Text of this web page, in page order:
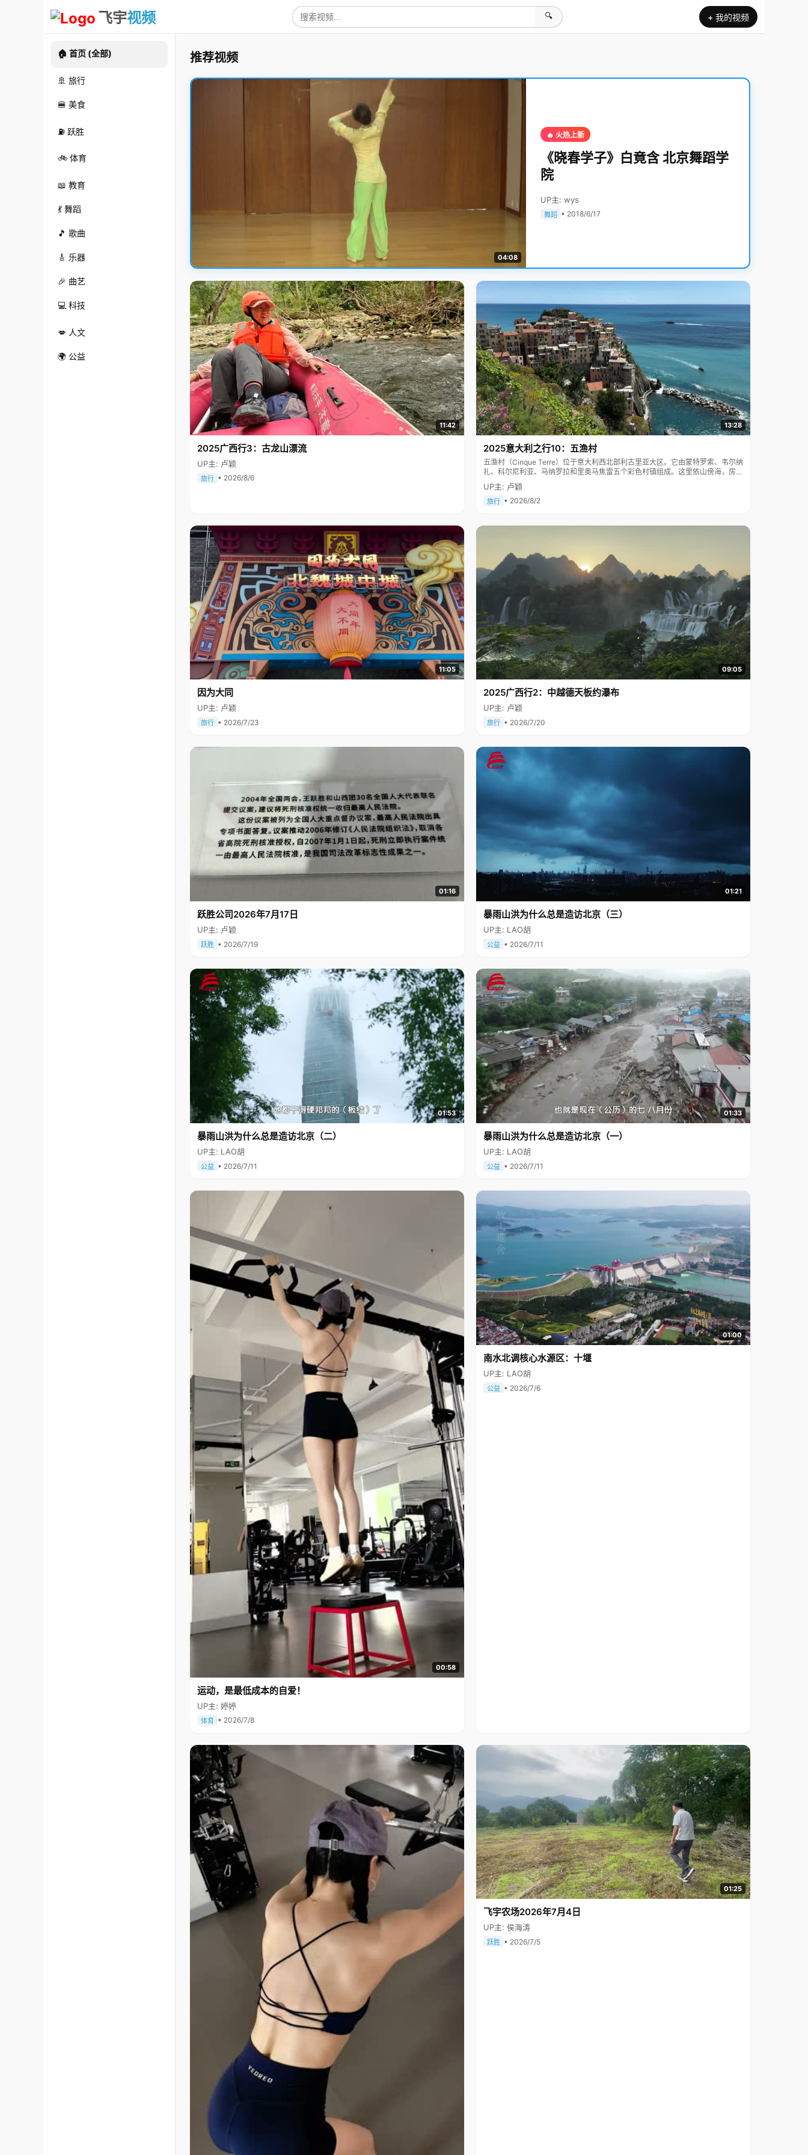
飞宇视频 🔍 + 我的视频
🏠 首页 (全部)
🚢 旅行
🍔 美食
⛽ 跃胜
🚲 体育
📖 教育
💃 舞蹈
🎵 歌曲
🎸 乐器
🎉 曲艺
💻 科技
💋 人文
🌍 公益
推荐视频
04:08
🔥 火热上新
《晓春学子》白竟含 北京舞蹈学
院
UP主: wys
舞蹈 • 2018/6/17
11:42
2025广西行3：古龙山漂流
UP主: 卢颖
旅行 • 2026/8/6
13:28
2025意大利之行10：五渔村
五渔村（Cinque Terre）位于意大利西北部利古里亚大区。它由蒙特罗索、韦尔纳
扎、科尔尼利亚、马纳罗拉和里奥马焦雷五个彩色村镇组成。这里依山傍海，房屋
色彩斑斓，1997年被列为世界文化遗产。
UP主: 卢颖
旅行 • 2026/8/2
11:05
因为大同
UP主: 卢颖
旅行 • 2026/7/23
09:05
2025广西行2：中越德天板约瀑布
UP主: 卢颖
旅行 • 2026/7/20
01:16
跃胜公司2026年7月17日
UP主: 卢颖
跃胜 • 2026/7/19
01:21
暴雨山洪为什么总是造访北京（三）
UP主: LAO胡
公益 • 2026/7/11
01:53
暴雨山洪为什么总是造访北京（二）
UP主: LAO胡
公益 • 2026/7/11
01:33
暴雨山洪为什么总是造访北京（一）
UP主: LAO胡
公益 • 2026/7/11
00:58
运动，是最低成本的自爱！
UP主: 婷婷
体育 • 2026/7/8
01:00
南水北调核心水源区：十堰
UP主: LAO胡
公益 • 2026/7/6
01:25
飞宇农场2026年7月4日
UP主: 侯海涛
跃胜 • 2026/7/5